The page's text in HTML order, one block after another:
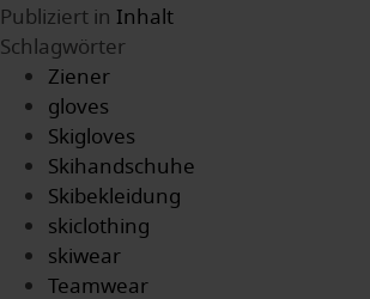
Publiziert in Inhalt
Schlagwörter
Ziener
gloves
Skigloves
Skihandschuhe
Skibekleidung
skiclothing
skiwear
Teamwear